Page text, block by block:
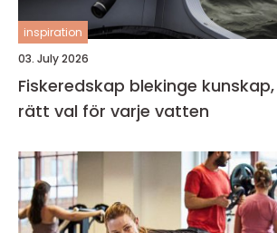
inspiration
03. July 2026
Fiskeredskap blekinge kunskap, kvalitet och
rätt val för varje vatten